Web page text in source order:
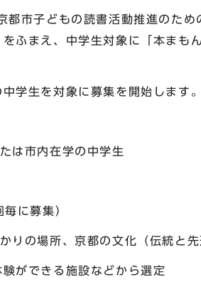
市子どもの読書活動推進のため
ふまえ、中学生対象に「本まも
学生を対象に募集を開始します。
市内在学の中学生
に募集）
の場所、京都の文化（伝統と先
る施設などから選定